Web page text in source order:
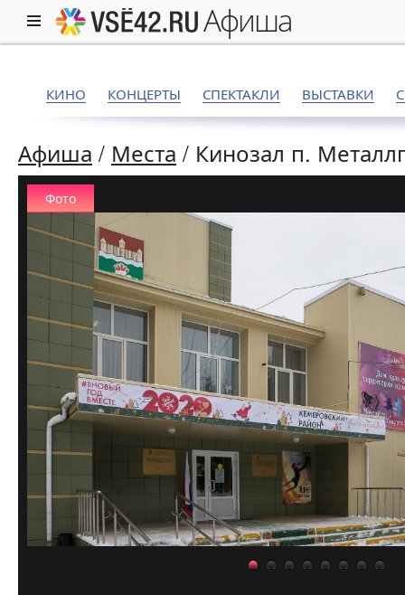
афиша
КИНО КОНЦЕРТЫ СПЕКТАКЛИ ВЫСТАВКИ
Афиша / Места / Кинозал п.
Фото